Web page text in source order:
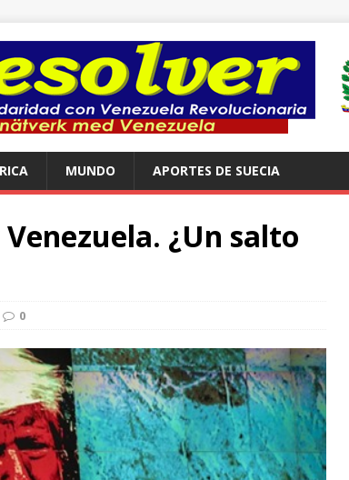
MUNDO APORTES DE SUECIA
¿Un salto
0